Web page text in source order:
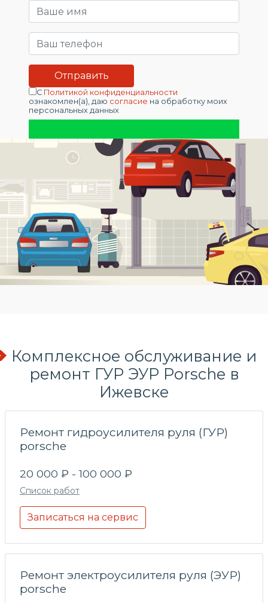
С Политикой конфиденциальности
ознакомлен(а), даю согласие на обработку моих
персональных данных
Комплексное обслуживание и
ремонт ГУР ЭУР Porsche в
Ижевске
Ремонт гидроусилителя руля (ГУР)
porsche
20 000 ₽ - 100 000 ₽
Список работ
Записаться на сервис
Ремонт электроусилителя руля (ЭУР)
porsche